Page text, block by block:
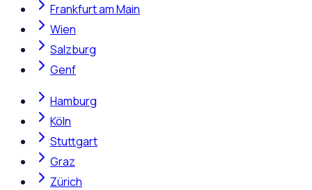
Frankfurt am Main
Wien
Salzburg
Genf
Hamburg
Köln
Stuttgart
Graz
Zürich